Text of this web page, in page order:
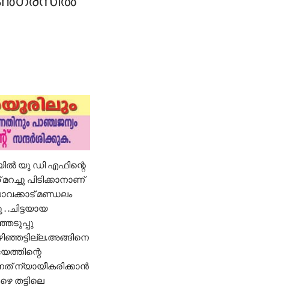
യു ഡി എഫിന്റെ
പിടിക്കാനാണ്
മണ്ഡലം
ന്യായീകരിക്കാൻ
തട്ടിലെ